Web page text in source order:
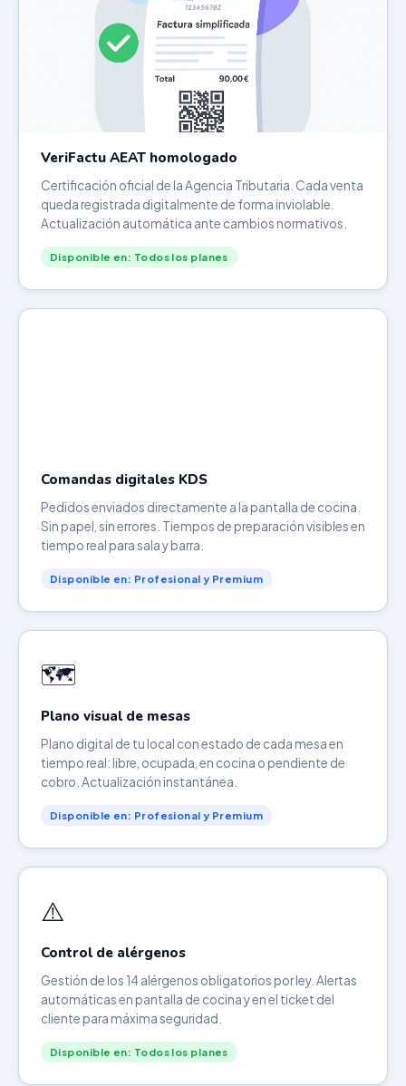
VeriFactu AEAT homologado
Certificación oficial de la Agencia Tributaria. Cada venta
queda registrada digitalmente de forma inviolable.
Actualización automática ante cambios normativos.
Disponible en: Todos los planes
Comandas digitales KDS
Pedidos enviados directamente a la pantalla de cocina.
Sin papel, sin errores. Tiempos de preparación visibles en
tiempo real para sala y barra.
Disponible en: Profesional y Premium
🗺️
Plano visual de mesas
Plano digital de tu local con estado de cada mesa en
tiempo real: libre, ocupada, en cocina o pendiente de
cobro. Actualización instantánea.
Disponible en: Profesional y Premium
⚠️
Control de alérgenos
Gestión de los 14 alérgenos obligatorios por ley. Alertas
automáticas en pantalla de cocina y en el ticket del
cliente para máxima seguridad.
Disponible en: Todos los planes